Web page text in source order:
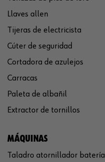
Llaves allen
Tijeras de electricista
Cúter de seguridad
Cortadora de azulejos
Carracas
Paleta de albañil
Extractor de tornillos
MÁQUINAS
Taladro atornillador batería